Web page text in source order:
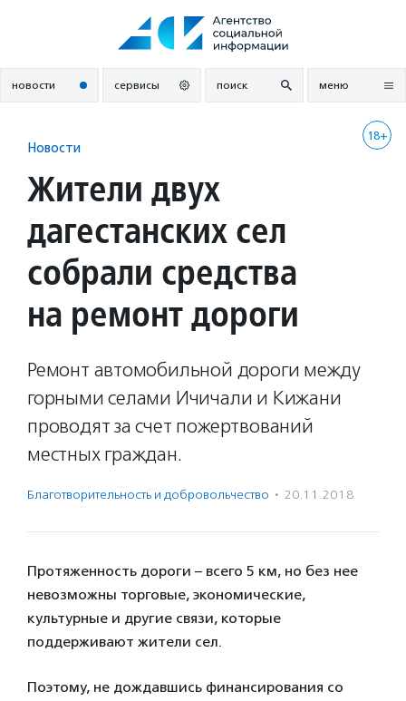
новости сервисы поиск меню
18+
Новости
Жители двух
дагестанских сел
собрали средства
на ремонт дороги
Ремонт автомобильной дороги между
горными селами Ичичали и Кижани
проводят за счет пожертвований
местных граждан.
Благотвори­тель­ность и доброволь­чест­во · 20.11.2018
Протяженность дороги – всего 5 км, но без нее
невозможны торговые, экономические,
культурные и другие связи, которые
поддерживают жители сел.
Поэтому, не дождавшись финансирования со